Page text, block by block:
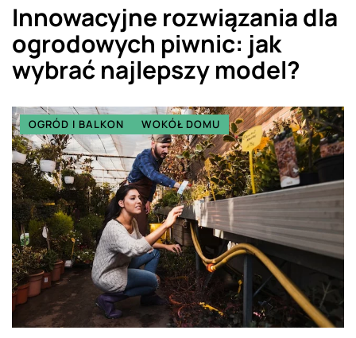
Innowacyjne rozwiązania dla
ogrodowych piwnic: jak
wybrać najlepszy model?
OGRÓD I BALKON WOKÓŁ DOMU